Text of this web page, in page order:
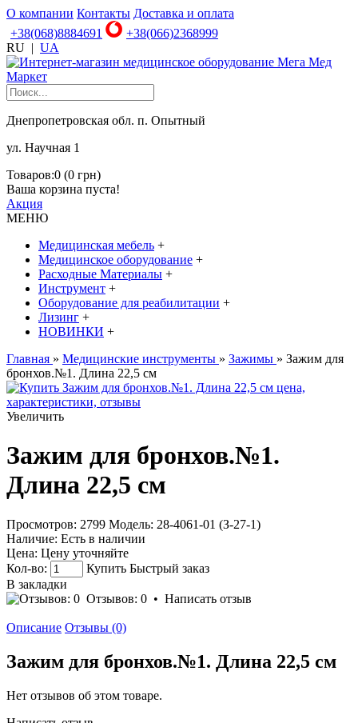
О компании Контакты Доставка и оплата
+38(068)8884691
+38(066)2368999
RU | UA
Днепропетровская обл. п. Опытный
ул. Научная 1
Товаров:0 (0 грн)
Ваша корзина пуста!
Акция
МЕНЮ
Медицинская мебель +
Медицинское оборудование +
Расходные Материалы +
Инструмент +
Оборудование для реабилитации +
Лизинг +
НОВИНКИ +
Главная » Медицинские инструменты » Зажимы » Зажим для
бронхов.№1. Длина 22,5 см
Увеличить
Зажим для бронхов.№1.
Длина 22,5 см
Просмотров: 2799 Модель: 28-4061-01 (З-27-1)
Наличие: Есть в наличии
Цена: Цену уточняйте
Кол-во:
Купить Быстрый заказ
В закладки
Отзывов: 0 • Написать отзыв
Описание Отзывы (0)
Зажим для бронхов.№1. Длина 22,5 см
Нет отзывов об этом товаре.